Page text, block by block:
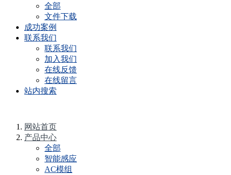
全部
文件下载
成功案例
联系我们
联系我们
加入我们
在线反馈
在线留言
站内搜索
网站首页
产品中心
全部
智能感应
AC模组